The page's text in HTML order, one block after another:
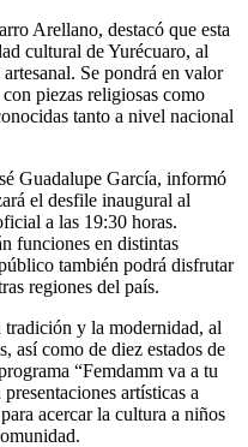
Arellano, destacó que esta
cultural de Yurécuaro, al
Se pondrá en valor
piezas religiosas como
tanto a nivel nacional
Guadalupe García, informó
el desfile inaugural al
a las 19:30 horas.
funciones en distintas
también podrá disfrutar
regiones del país.
tradición y la modernidad, al
así como de diez estados de
“Femdamm va a tu
artísticas a
acercar la cultura a niños